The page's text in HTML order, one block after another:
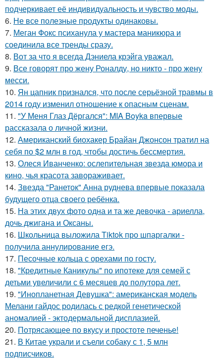
подчеркивает её индивидуальность и чувство моды.
6. Не все полезные продукты одинаковы.
7. Меган Фокс психанула у мастера маникюра и
соединила все тренды сразу.
8. Вот за что я всегда Дэниела крэйга уважал.
9. Все говорят про жену Роналду, но никто - про жену
месси.
10. Ян цапник признался, что после серьёзной травмы в
2014 году изменил отношение к опасным сценам.
11. "У Меня Глаз Дёргался": MIA Boyka впервые
рассказала о личной жизни.
12. Американский биохакер Брайан Джонсон тратил на
себя по $2 млн в год, чтобы достичь бессмертия.
13. Олеся Иванченко: ослепительная звезда юмора и
кино, чья красота завораживает.
14. Звезда "Ранеток" Анна руднева впервые показала
будущего отца своего ребёнка.
15. На этих двух фото одна и та же девочка - ариелла,
дочь джигана и Оксаны.
16. Школьница выложила Tiktok про шпаргалки -
получила аннулирование егэ.
17. Песочные кольца с орехами по госту.
18. "Кредитные Каникулы" по ипотеке для семей с
детьми увеличили с 6 месяцев до полутора лет.
19. "Инопланетная Девушка": американская модель
Мелани гайдос родилась с редкой генетической
аномалией - эктодермальной дисплазией.
20. Потрясающее по вкусу и простоте печенье!
21. В Китае украли и съели собаку с 1, 5 млн
подписчиков.